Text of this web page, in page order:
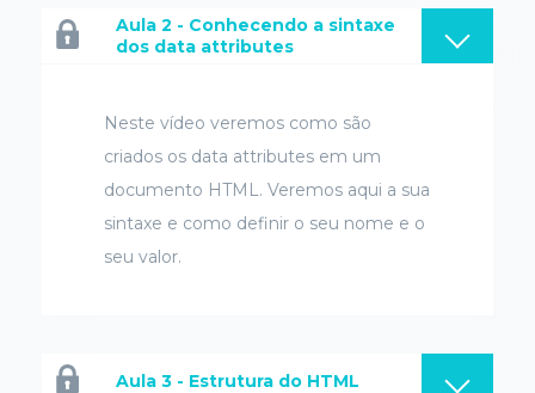
Aula 2 - Conhecendo a sintaxe
dos data attributes
Neste vídeo veremos como são
criados os data attributes em um
documento HTML. Veremos aqui a sua
sintaxe e como definir o seu nome e o
seu valor.
Aula 3 - Estrutura do HTML